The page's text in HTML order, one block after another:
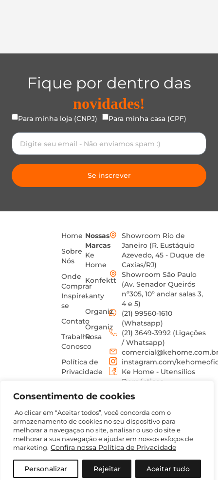
Consentimento de cookies
Ao clicar em “Aceitar todos”, você concorda com o
armazenamento de cookies no seu dispositivo para
melhorar a navegaçao no site, analisar o uso do site e
melhorar a sua navegação e ajudar em nossos esfoços de
marketing. Confira nossa Política de Privacidade
Personalizar Rejeitar Aceitar tudo
Fique por dentro das
novidades!
Para minha loja (CNPJ) Para minha casa (CPF)
Se inscrever
Home
Sobre
Nós
Onde
Comprar
Inspire-
se
Contato
Trabalhe
Conosco
Política de
Privacidade
de uso
Nossas
Marcas
Ke
Home
Konfektt
Lanty
Organiz
Organiz
Rosa
Showroom Rio de
Janeiro (R. Eustáquio
Azevedo, 45 - Duque de
Caxias/RJ)
Showroom São Paulo
(Av. Senador Queirós
nº305, 10º andar salas 3,
4 e 5)
(21) 99560-1610
(Whatsapp)
(21) 3649-3992 (Ligações
/ Whatsapp)
instagram.com/
Ke Home - Utensílios
Domésticos